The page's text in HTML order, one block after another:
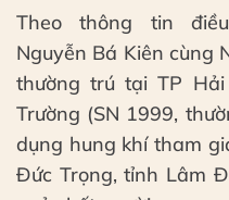
Theo thông tin
Nguyễn Bá Kiên cùng
thường trú tại TP Hải
Trường (SN 1999,
dụng hung khí tham
Đức Trọng, tỉnh Lâm